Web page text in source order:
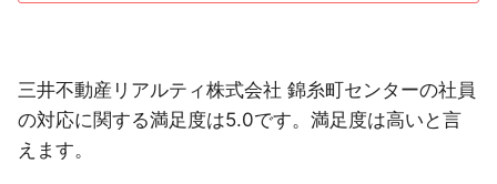
三井不動産リアルティ株式会社 錦糸町センターの社員
の対応に関する満足度は5.0です。満足度は高いと言
えます。